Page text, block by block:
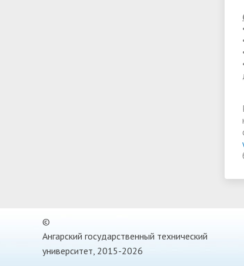
©
Ангарский государственный технический
университет, 2015-2026